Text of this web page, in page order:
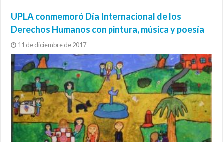
UPLA conmemoró Día Internacional de los
Derechos Humanos con pintura, música y poesía
11 de diciembre de 2017